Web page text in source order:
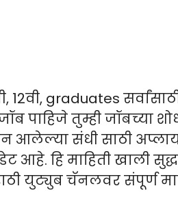
12वी, graduates
पाहिजे तुम्ही जॉबच्या
आलेल्या संधी साठी
हि माहिती खाली
युट्युब चॅनलवर संपूर्ण